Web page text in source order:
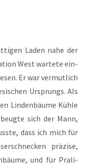
Laden nahe der
West war­te­te ein­
Er war ver­mut­lich
Ursprungs. Als
Lin­den­bäu­me Küh­le
sich der Mann,
dass ich mich für
prä­zi­se,
und für Pra­li­